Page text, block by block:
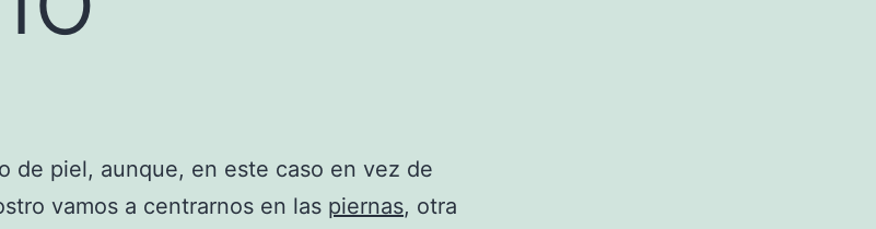
de piel, aunque, en este caso en vez de
vamos a centrarnos en las piernas, otra